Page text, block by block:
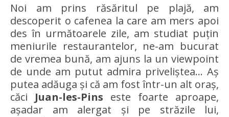
Noi am prins răsăritul pe plajă, am
descoperit o cafenea la care am mers apoi
des în următoarele zile, am studiat puțin
meniurile restaurantelor, ne-am bucurat
de vremea bună, am ajuns la un viewpoint
de unde am putut admira priveliștea… Aș
putea adăuga și că am fost într-un alt oraș,
căci Juan-les-Pins este foarte aproape,
așadar am alergat și pe străzile lui,